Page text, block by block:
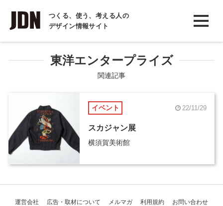
つくる、使う、考える人の
デザイン情報サイト
INTERVIEW
インタビュー
REPORT
コラム
東洋エンタープライズ
関連記事
イベント 22/11/29
スカジャン展
横須賀美術館
運営会社 広告・取材について メルマガ 利用規約 お問い合わせ